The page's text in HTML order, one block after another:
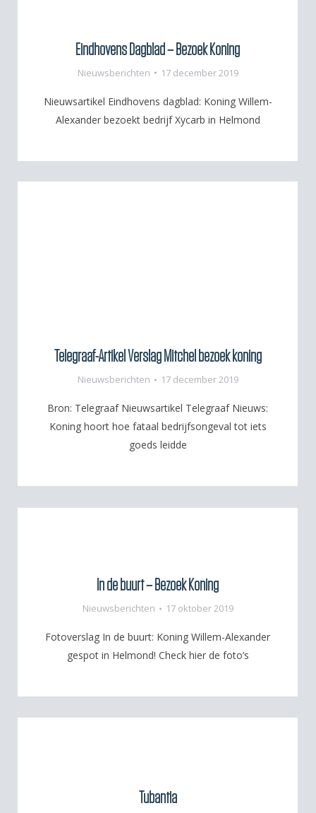
Eindhovens Dagblad – Bezoek Koning
Nieuwsberichten 17 december 2019
Nieuwsartikel Eindhovens dagblad: Koning Willem-
Alexander bezoekt bedrijf Xycarb in Helmond
Telegraaf-Artikel Verslag Mitchel bezoek koning
Nieuwsberichten 17 december 2019
Bron: Telegraaf Nieuwsartikel Telegraaf Nieuws:
Koning hoort hoe fataal bedrijfsongeval tot iets
goeds leidde
In de buurt – Bezoek Koning
Nieuwsberichten 17 oktober 2019
Fotoverslag In de buurt: Koning Willem-Alexander
gespot in Helmond! Check hier de foto’s
Tubantia